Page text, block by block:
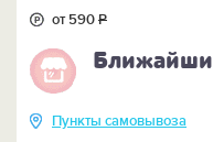
от 590Р
Пункты самовывоза